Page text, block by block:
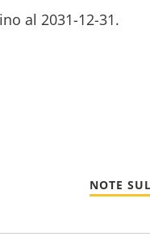
al 2031-12-31.
NOTE